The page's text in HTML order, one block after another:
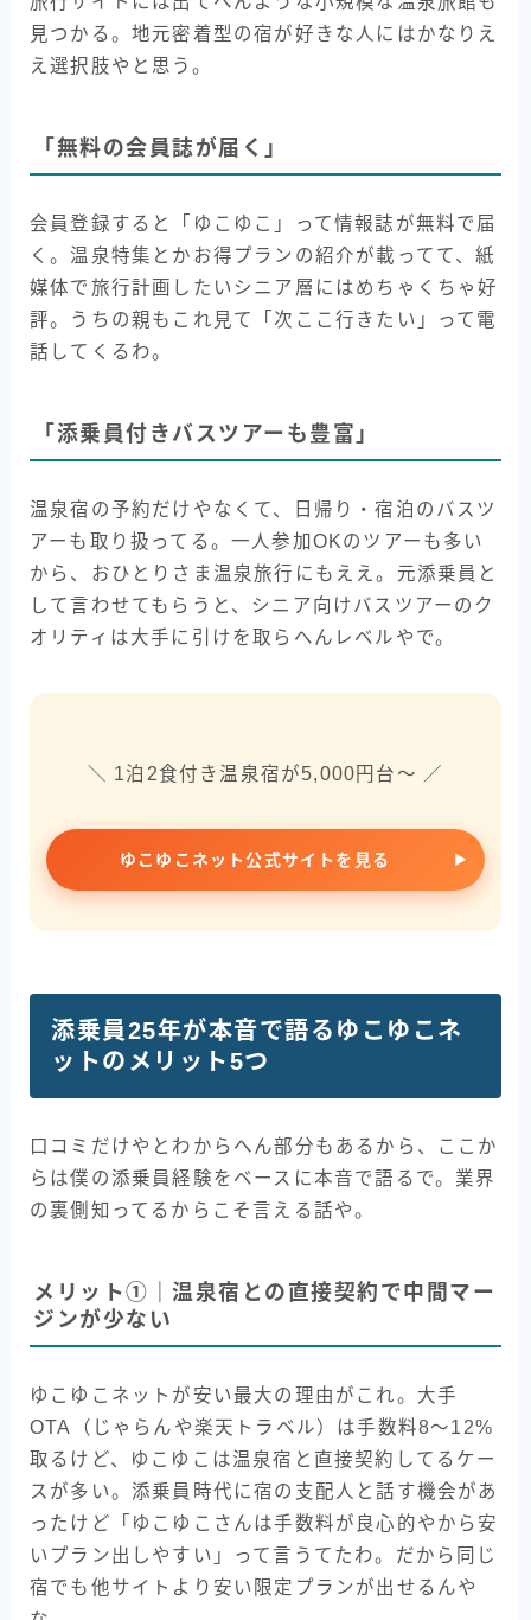
見つかる。地元密着型の宿が好きな人にはかなりえ
え選択肢やと思う。
「無料の会員誌が届く」
会員登録すると「ゆこゆこ」って情報誌が無料で届
く。温泉特集とかお得プランの紹介が載ってて、紙
媒体で旅行計画したいシニア層にはめちゃくちゃ好
評。うちの親もこれ見て「次ここ行きたい」って電
話してくるわ。
「添乗員付きバスツアーも豊富」
温泉宿の予約だけやなくて、日帰り・宿泊のバスツ
アーも取り扱ってる。一人参加OKのツアーも多い
から、おひとりさま温泉旅行にもええ。元添乗員と
して言わせてもらうと、シニア向けバスツアーのク
オリティは大手に引けを取らへんレベルやで。
＼ 1泊2食付き温泉宿が5,000円台〜 ／
ゆこゆこネット公式サイトを見る
添乗員25年が本音で語るゆこゆこネ
ットのメリット5つ
口コミだけやとわからへん部分もあるから、ここか
らは僕の添乗員経験をベースに本音で語るで。業界
の裏側知ってるからこそ言える話や。
メリット①｜温泉宿との直接契約で中間マー
ジンが少ない
ゆこゆこネットが安い最大の理由がこれ。大手
OTA（じゃらんや楽天トラベル）は手数料8〜12%
取るけど、ゆこゆこは温泉宿と直接契約してるケー
スが多い。添乗員時代に宿の支配人と話す機会があ
ったけど「ゆこゆこさんは手数料が良心的やから安
いプラン出しやすい」って言うてたわ。だから同じ
宿でも他サイトより安い限定プランが出せるんや